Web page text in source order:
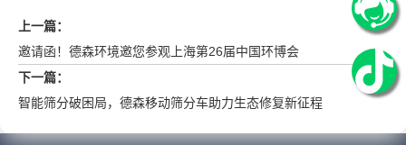
上一篇：
邀请函！德森环境邀您参观上海第26届中国环博会
下一篇：
智能筛分破困局，德森移动筛分车助力生态修复新征程